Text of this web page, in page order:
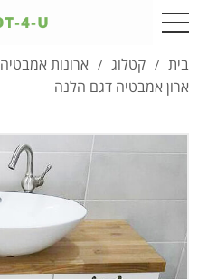
בית / קטלוג / ארונות אמבטיה
ארון אמבטיה דגם הלנה